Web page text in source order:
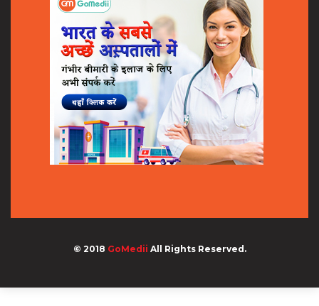
© 2018 GoMedii All Rights Reserved.